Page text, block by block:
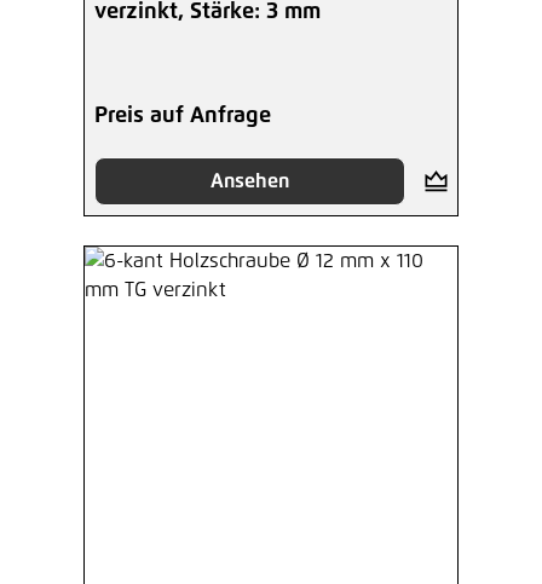
verzinkt, Stärke: 3 mm
Preis auf Anfrage
Ansehen